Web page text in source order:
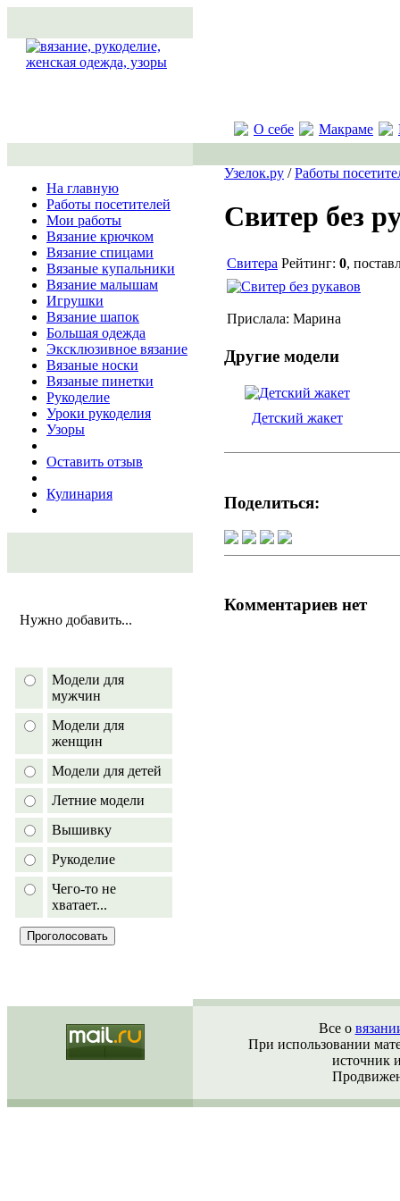
О себе Макраме
На главную
Работы посетителей
Мои работы
Вязание крючком
Вязание спицами
Вязаные купальники
Вязание малышам
Игрушки
Вязание шапок
Большая одежда
Эксклюзивное вязание
Вязаные носки
Вязаные пинетки
Рукоделие
Уроки рукоделия
Узоры
Оставить отзыв
Кулинария
Нужно добавить...
Модели для
мужчин
Модели для
женщин
Модели для детей
Летние модели
Вышивку
Рукоделие
Чего-то не
хватает...
Узелок.ру /Работы
Свитер без
Свитера Рейтинг: 0,
Прислала: Марина
Другие модели
Детский жакет
Поделиться:
Комментариев нет
Все о
При использовании
источник